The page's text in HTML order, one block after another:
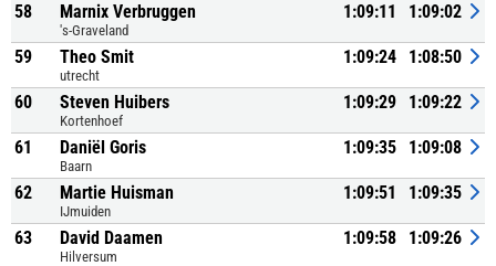
58 Marnix Verbruggen
's-Graveland
1:09:11 1:09:02
59 Theo Smit
utrecht
1:09:24 1:08:50
60 Steven Huibers
Kortenhoef
1:09:29 1:09:22
61 Daniël Goris
Baarn
1:09:35 1:09:08
62 Martie Huisman
IJmuiden
1:09:51 1:09:35
63 David Daamen
Hilversum
1:09:58 1:09:26